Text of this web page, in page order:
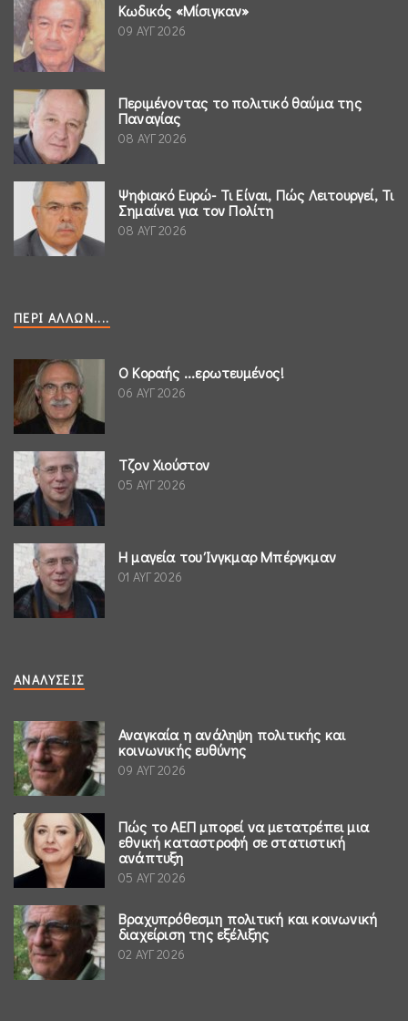
Κωδικός «Μίσιγκαν»
09 ΑΥΓ 2026
Περιμένοντας το πολιτικό θαύμα της
Παναγίας
08 ΑΥΓ 2026
Ψηφιακό Ευρώ- Τι Είναι, Πώς Λειτουργεί, Τι
Σημαίνει για τον Πολίτη
08 ΑΥΓ 2026
ΠΕΡΊ ΆΛΛΩΝ....
Ο Κοραής ...ερωτευμένος!
06 ΑΥΓ 2026
Τζον Χιούστον
05 ΑΥΓ 2026
Η μαγεία του Ίνγκμαρ Μπέργκμαν
01 ΑΥΓ 2026
ΑΝΑΛΎΣΕΙΣ
Αναγκαία η ανάληψη πολιτικής και
κοινωνικής ευθύνης
09 ΑΥΓ 2026
Πώς το ΑΕΠ μπορεί να μετατρέπει μια
εθνική καταστροφή σε στατιστική
ανάπτυξη
05 ΑΥΓ 2026
Βραχυπρόθεσμη πολιτική και κοινωνική
διαχείριση της εξέλιξης
02 ΑΥΓ 2026